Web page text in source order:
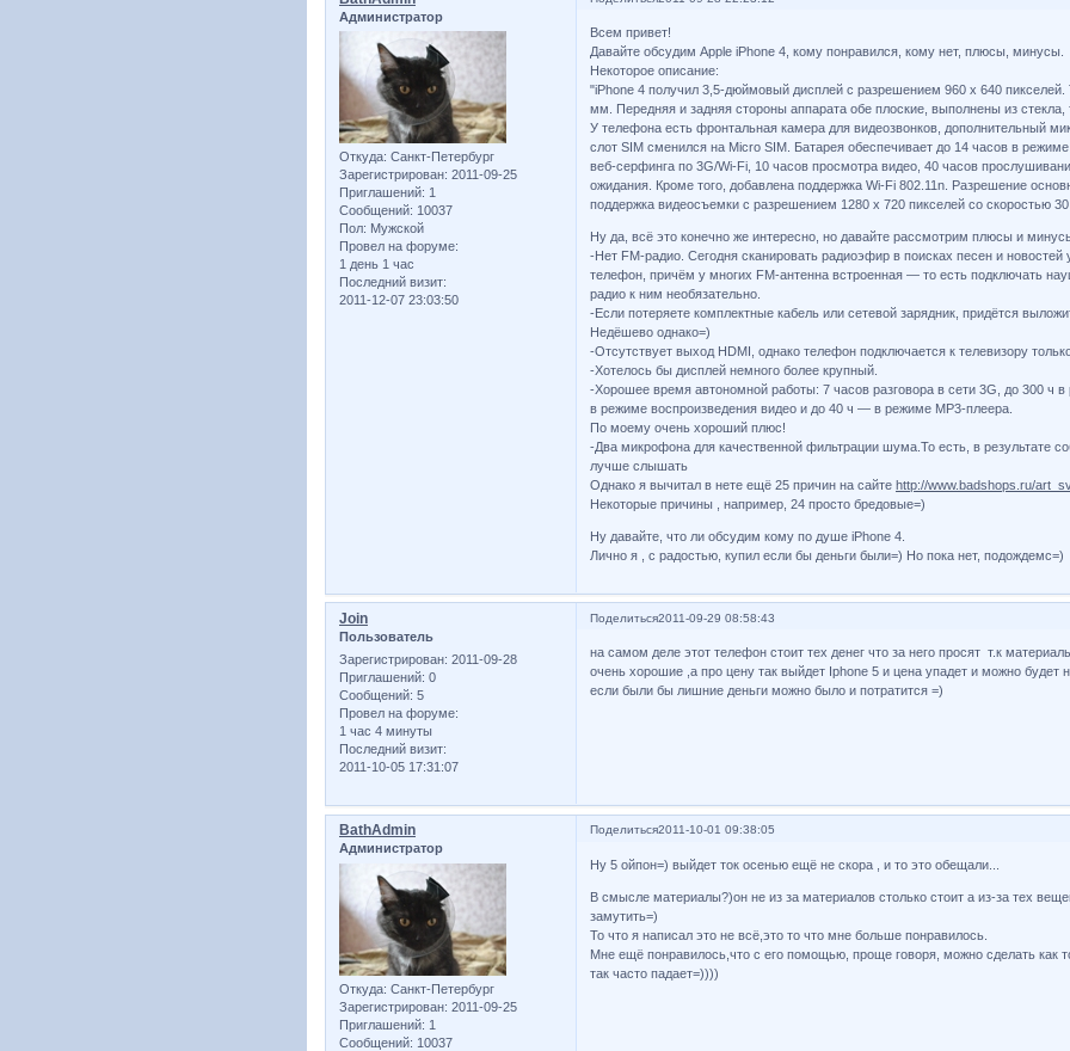
Администратор
Откуда: Санкт-Петербург
Зарегистрирован: 2011-09-25
Приглашений: 1
Сообщений: 10037
Пол: Мужской
Провел на форуме:
1 день 1 час
Последний визит:
2011-12-07 23:03:50
Всем привет!
Давайте обсудим Apple iPhone 4, кому понравился, кому нет, плюсы, минусы.
Некоторое описание:
"iPhone 4 получил 3,5-дюймовый дисплей с разрешением 960 x 640 пикселей.
мм. Передняя и задняя стороны аппарата обе плоские, выполнены из стекла,
У телефона есть фронтальная камера для видеозвонков, дополнительный
слот SIM сменился на Micro SIM. Батарея обеспечивает до 14 часов в
веб-серфинга по 3G/Wi-Fi, 10 часов просмотра видео, 40 часов
ожидания. Кроме того, добавлена поддержка Wi-Fi 802.11n. Разрешение
поддержка видеосъемки с разрешением 1280 x 720 пикселей со скоростью 30
Ну да, всё это конечно же интересно, но давайте рассмотрим плюсы и
-Нет FM-радио. Сегодня сканировать радиоэфир в поисках песен и новостей
телефон, причём у многих FM-антенна встроенная — то есть подключать
радио к ним необязательно.
-Если потеряете комплектные кабель или сетевой зарядник, придётся
Недёшево однако=)
-Отсутствует выход HDMI, однако телефон подключается к телевизору
-Хотелось бы дисплей немного более крупный.
-Хорошее время автономной работы: 7 часов разговора в сети 3G, до 300 ч
в режиме воспроизведения видео и до 40 ч — в режиме MP3-плеера.
По моему очень хороший плюс!
-Два микрофона для качественной фильтрации шума.То есть, в результате
лучше слышать
Однако я вычитал в нете ещё 25 причин на сайтеhttp://www.badshops.ru/
Некоторые причины , например, 24 просто бредовые=)
Ну давайте, что ли обсудим кому по душе iPhone 4.
Лично я , с радостью, купил если бы деньги были=) Но пока нет, подождемс=)
Поделиться2011-09-29 08:58:43
Join
Пользователь
Зарегистрирован: 2011-09-28
Приглашений: 0
Сообщений: 5
Провел на форуме:
1 час 4 минуты
Последний визит:
2011-10-05 17:31:07
на самом деле этот телефон стоит тех денег что за него просят т.к
очень хорошие ,а про цену так выйдет Iphone 5 и цена упадет и можно будет
если были бы лишние деньги можно было и потратится =)
Поделиться2011-10-01 09:38:05
BathAdmin
Администратор
Откуда: Санкт-Петербург
Зарегистрирован: 2011-09-25
Приглашений: 1
Сообщений: 10037
Ну 5 ойпон=) выйдет ток осенью ещё не скора , и то это обещали...
В смысле материалы?)он не из за материалов столько стоит а из-за тех
замутить=)
То что я написал это не всё,это то что мне больше понравилось.
Мне ещё понравилось,что с его помощью, проще говоря, можно сделать как
так часто падает=))))